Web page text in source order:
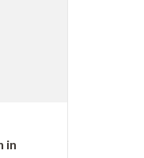
in